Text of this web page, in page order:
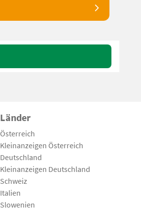
Länder
Österreich
Kleinanzeigen Österreich
Deutschland
Kleinanzeigen Deutschland
Schweiz
Italien
Slowenien